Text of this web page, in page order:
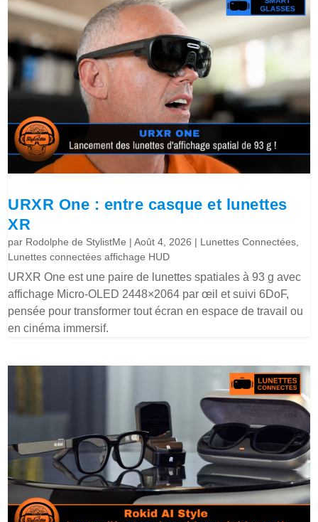
URXR One : entre casque et lunettes
XR
par Rodolphe de StylistMe |Août 4, 2026 | Lunettes Connectées
Lunettes connectées affichage HUD
URXR One est une paire de lunettes spatiales à 93 g avec
affichage Micro-OLED 2448×2064 par œil et suivi 6DoF,
pensée pour transformer tout écran en espace de travail ou
en cinéma immersif.